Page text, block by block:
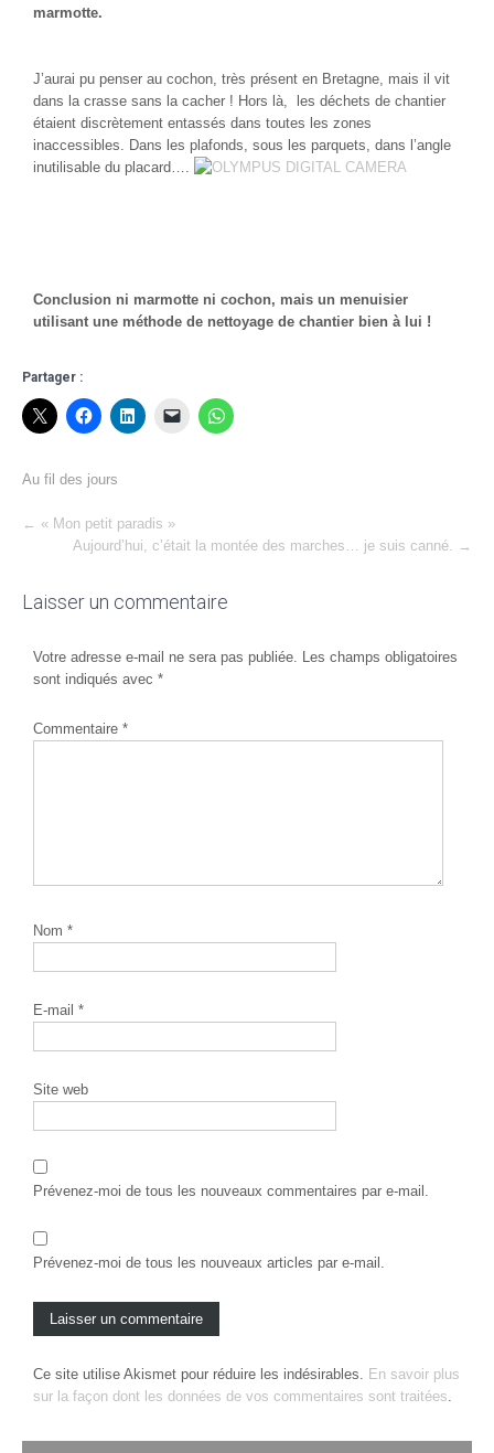
marmotte.
J’aurai pu penser au cochon, très présent en Bretagne, mais il vit
dans la crasse sans la cacher ! Hors là, les déchets de chantier
étaient discrètement entassés dans toutes les zones
inaccessibles. Dans les plafonds, sous les parquets, dans l’angle
inutilisable du placard….
Conclusion ni marmotte ni cochon, mais un menuisier
utilisant une méthode de nettoyage de chantier bien à lui !
Partager :
Au fil des jours
Post
navigation
← « Mon petit paradis »
Aujourd’hui, c’était la montée des marches… je suis canné. →
Laisser un commentaire
Votre adresse e-mail ne sera pas publiée. Les champs obligatoires
sont indiqués avec *
Commentaire *
Nom *
E-mail *
Site web
Prévenez-moi de tous les nouveaux commentaires par e-mail.
Prévenez-moi de tous les nouveaux articles par e-mail.
Ce site utilise Akismet pour réduire les indésirables. En savoir plus
sur la façon dont les données de vos commentaires sont traitées.